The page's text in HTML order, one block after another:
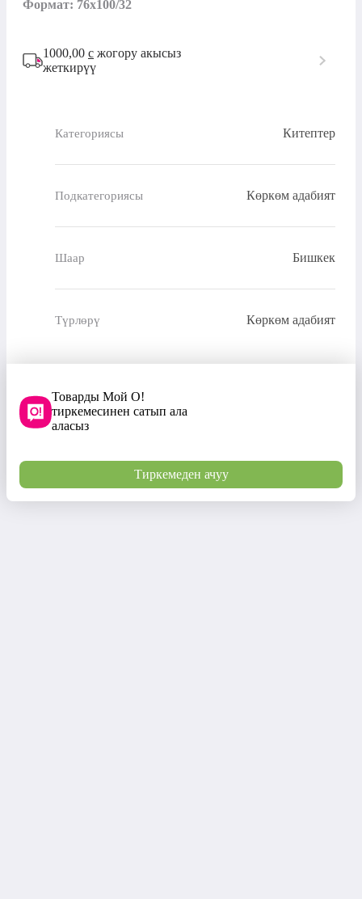
Формат: 76x100/32
1000,00 с жогору акысыз
жеткирүү
Категориясы Китептер
Подкатегориясы Көркөм адабият
Шаар Бишкек
Түрлөрү Көркөм адабият
Товарды Мой О!
тиркемесинен сатып ала
аласыз
Тиркемеден ачуу